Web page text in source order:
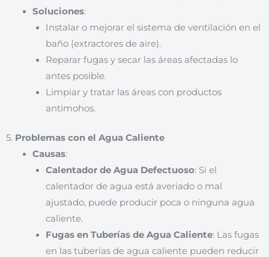
Soluciones:
Instalar o mejorar el sistema de ventilación en el
baño (extractores de aire).
Reparar fugas y secar las áreas afectadas lo
antes posible.
Limpiar y tratar las áreas con productos
antimohos.
5. Problemas con el Agua Caliente
Causas:
Calentador de Agua Defectuoso: Si el
calentador de agua está averiado o mal
ajustado, puede producir poca o ninguna agua
caliente.
Fugas en Tuberías de Agua Caliente: Las fugas
en las tuberías de agua caliente pueden reducir